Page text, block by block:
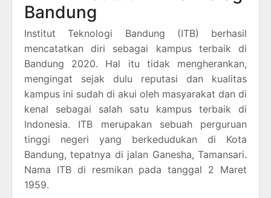
Bandung
Institut Teknologi Bandung (ITB) berhasil
mencatatkan diri sebagai kampus terbaik di
Bandung 2020. Hal itu tidak mengherankan,
mengingat sejak dulu reputasi dan kualitas
kampus ini sudah di akui oleh masyarakat dan di
kenal sebagai salah satu kampus terbaik di
Indonesia. ITB merupakan sebuah perguruan
tinggi negeri yang berkedudukan di Kota
Bandung, tepatnya di jalan Ganesha, Tamansari.
Nama ITB di resmikan pada tanggal 2 Maret
1959.